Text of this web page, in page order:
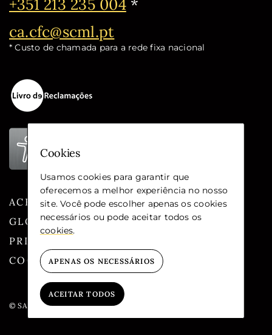
+351 213 235 004*
Email:
ca.cfc@scml.pt
* Custo de chamada para a rede fixa nacional
ACESSIBILIDADE
GLOSSÁRIO
PRIVACIDADE
COOKIES
© SANTA CASA DA MISERICÓRDIA DE LISBOA
Cookies
Usamos cookies para garantir que
oferecemos a melhor experiência no nosso
site. Você pode escolher apenas os cookies
necessários ou pode aceitar todos os
cookies.
APENAS OS NECESSÁRIOS
ACEITAR TODOS